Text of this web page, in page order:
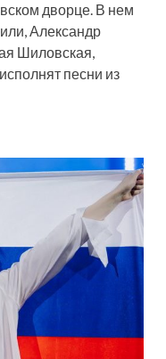
дворце. В нем
Александр
Шиловская,
песни из